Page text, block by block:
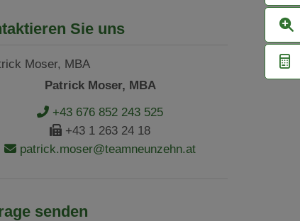
Sie uns
Patrick Moser, MBA
+43 676 852 243 525
+43 1 263 24 18
patrick.moser@teamneunzehn.at
senden